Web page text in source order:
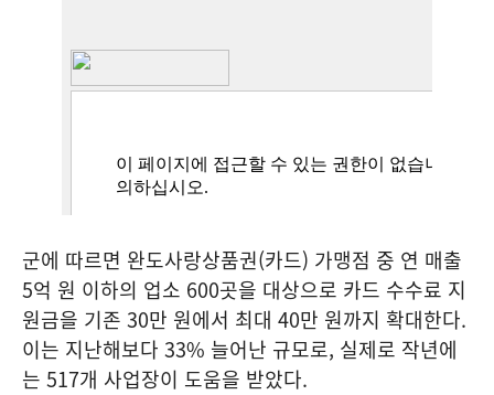
군에 따르면 완도사랑상품권(카드) 가맹점 중 연 매출
5억 원 이하의 업소 600곳을 대상으로 카드 수수료 지
원금을 기존 30만 원에서 최대 40만 원까지 확대한다.
이는 지난해보다 33% 늘어난 규모로, 실제로 작년에
는 517개 사업장이 도움을 받았다.